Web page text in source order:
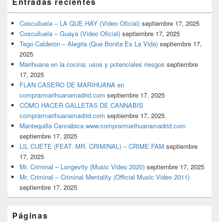
Cosculluela – LA QUE HAY (Video Oficial) septiembre 17, 2025
Cosculluela – Guaya (Video Oficial) septiembre 17, 2025
Tego Calderon – Alegria (Que Bonita Es La Vida) septiembre 17,
2025
Marihuana en la cocina: usos y potenciales riesgos septiembre
17, 2025
FLAN CASERO DE MARIHUANA en
comprarmarihuanamadrid.com septiembre 17, 2025
CÓMO HACER GALLETAS DE CANNABIS
comprarmarihuanamadrid.com septiembre 17, 2025
Mantequilla Cannábica www.comprarmarihuanamadrid.com
septiembre 17, 2025
LIL CUETE (FEAT. MR. CRIMINAL) – CRIME FAM septiembre
17, 2025
Mr. Criminal – Longevity (Music Video 2020) septiembre 17, 2025
Mr. Criminal – Criminal Mentality (Official Music Video 2011)
septiembre 17, 2025
Páginas